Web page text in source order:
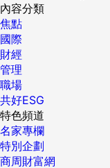
內容分類
焦點
國際
財經
管理
職場
共好ESG
特色頻道
名家專欄
特別企劃
商周財富網